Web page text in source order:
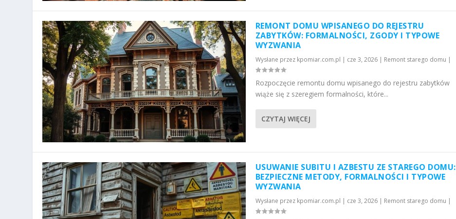
REMONT DOMU WPISANEGO DO REJESTRU
ZABYTKÓW: FORMALNOŚCI, ZGODY I TYPOWE
WYZWANIA
Wysłane przez kpomiar.com.pl | cze 3, 2026| Remont starego domu |
Rozpoczęcie remontu domu wpisanego do rejestru zabytków
wiąże się z szeregiem formalności, które...
CZYTAJ WIĘCEJ
USUWANIE SUBITU I AZBESTU ZE STAREGO DOMU:
BEZPIECZNE METODY, FORMALNOŚCI I TYPOWE
WYZWANIA
Wysłane przez kpomiar.com.pl | cze 3, 2026| Remont starego domu |